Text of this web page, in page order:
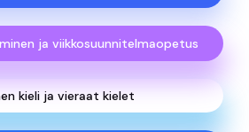
kieli ja vieraat kielet
ja viikkosuunnitelmaopetus